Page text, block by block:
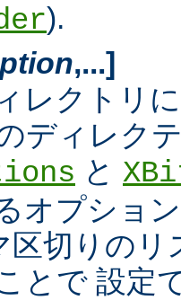
).
,...]
レクトリ
ディレク
と
オプショ
区切りの
とで 設定